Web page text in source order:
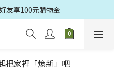
鑑店🚗滿499元免運
友享100元購物金
旗鑑店🚗滿499元免運
把家裡「煥新」吧